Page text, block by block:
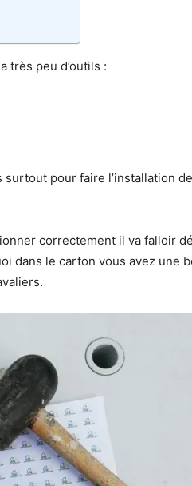
très peu d’outils :
pour faire l’installation
correctement il va falloir
dans le carton vous avez une